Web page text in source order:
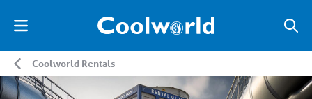
Coolworld Rentals